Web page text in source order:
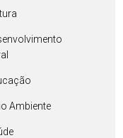
Ambiente